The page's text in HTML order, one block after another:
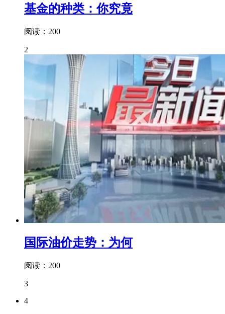
基金的种类：你究竟
阅读：200
2
国际油价走势：为何
阅读：200
3
4